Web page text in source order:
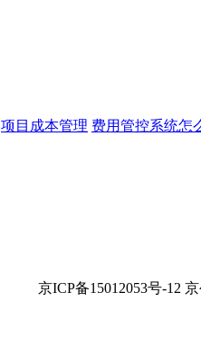
项目成本管理 费用管控系统怎
京ICP备15012053号-12